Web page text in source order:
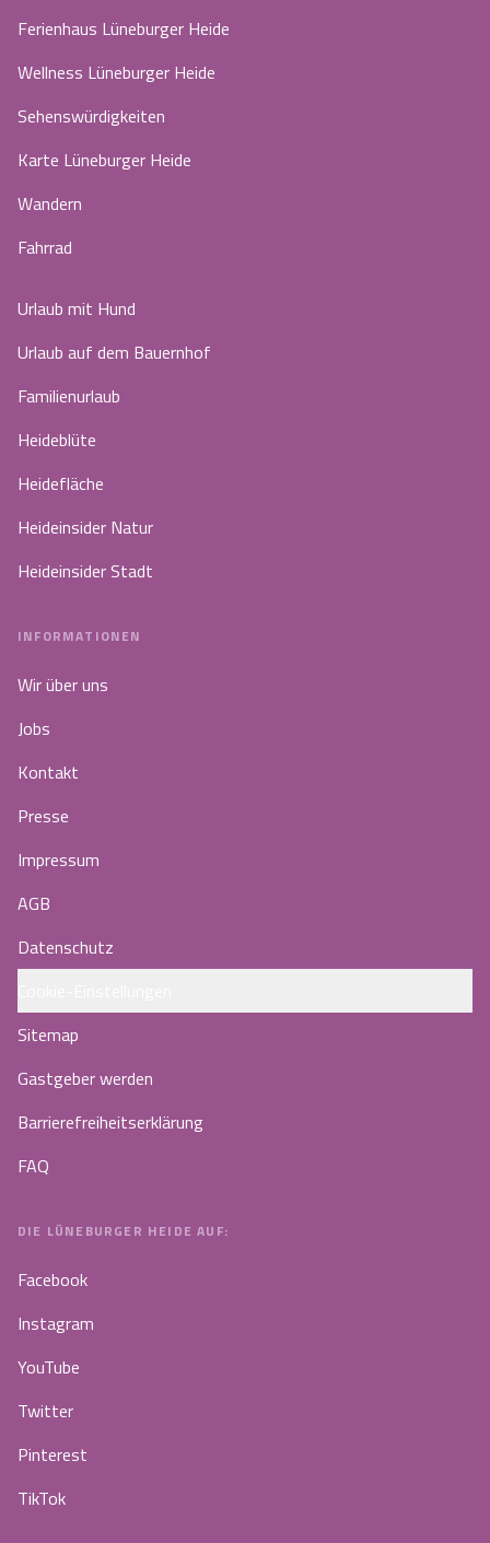
Ferienhaus Lüneburger Heide
Wellness Lüneburger Heide
Sehenswürdigkeiten
Karte Lüneburger Heide
Wandern
Fahrrad
Urlaub mit Hund
Urlaub auf dem Bauernhof
Familienurlaub
Heideblüte
Heidefläche
Heideinsider Natur
Heideinsider Stadt
INFORMATIONEN
Wir über uns
Jobs
Kontakt
Presse
Impressum
AGB
Datenschutz
Sitemap
Gastgeber werden
Barrierefreiheitserklärung
FAQ
DIE LÜNEBURGER HEIDE AUF:
Facebook
Instagram
YouTube
Twitter
Pinterest
TikTok